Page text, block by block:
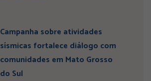
Campanha sobre atividades
sísmicas fortalece diálogo com
comunidades em Mato Grosso
do Sul